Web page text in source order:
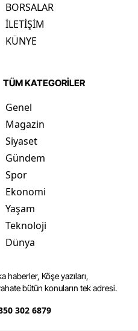
BORSALAR
İLETİŞİM
KÜNYE
TÜM KATEGORİLER
Genel
Magazin
Siyaset
Gündem
Spor
Ekonomi
Yaşam
Teknoloji
Dünya
haberler, Köşe yazıları,
bütün konuların tek adresi.
302 6879